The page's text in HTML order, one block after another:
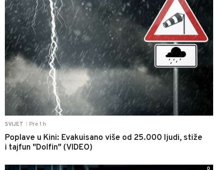
SVIJET Pre 1 h
Poplave u Kini: Evakuisano više od 25.000 ljudi, stiže
i tajfun "Dolfin" (VIDEO)
0